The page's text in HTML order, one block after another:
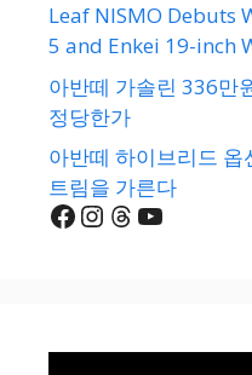
Leaf NISMO Debuts
5 and Enkei 19-inch
아반떼 가솔린 336만
정당한가
아반떼 하이브리드
트림을 가른다
Facebook
Instagram
Threads
YouTube